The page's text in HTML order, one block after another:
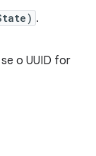
.
se o UUID for